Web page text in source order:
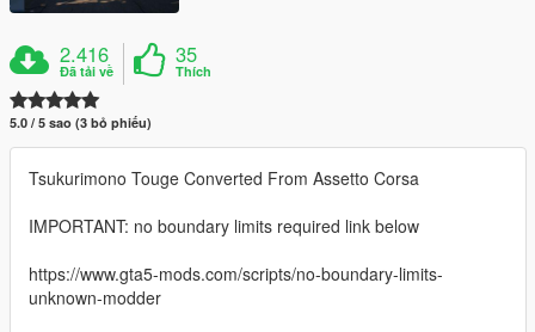
2.416
Đã tải về
35
Thích
5.0 / 5 sao (3 bỏ phiếu)
Tsukurimono Touge Converted From Assetto Corsa
IMPORTANT: no boundary limits required link below
https://www.gta5-mods.com/scripts/no-boundary-limits-
unknown-modder